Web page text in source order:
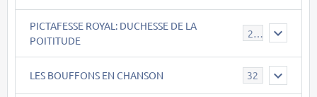
PICTAFESSE ROYAL: DUCHESSE DE LA
POITITUDE
23
LES BOUFFONS EN CHANSON 32